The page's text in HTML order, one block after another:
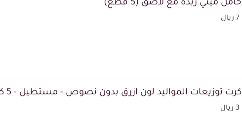
حامل ميني زبدة مع لاصق (5 قطع)
7 ريال
كرت توزيعات المواليد لون ازرق بدون نصوص - مستطيل - 5 كروت
3 ريال